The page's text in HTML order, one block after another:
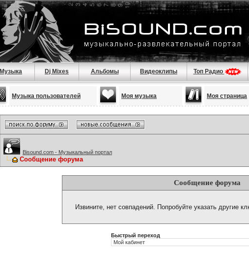
Музыка Dj Mixes Альбомы Видеоклипы Топ Радио
Музыка пользователей Моя музыка Моя страница
Bisound.com - Музыкальный портал
Сообщение форума
Сообщение форума
Извините, нет совпадений. Попробуйте указать другие
Быстрый переход